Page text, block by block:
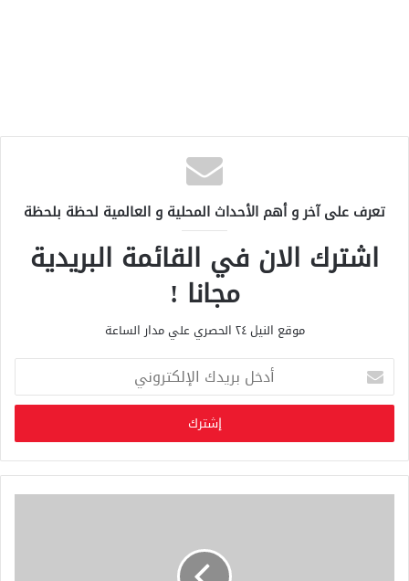
تعرف على آخر و أهم الأحداث المحلية و العالمية لحظة بلحظة
اشترك الان في القائمة البريدية
مجانا !
موقع النيل ٢٤ الحصري علي مدار الساعة
خ
ب
ر
ي
د